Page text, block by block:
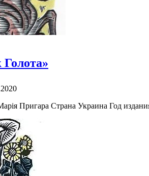
Пригара Страна Украина Год